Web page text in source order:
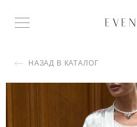
НАЗАД В КАТАЛОГ